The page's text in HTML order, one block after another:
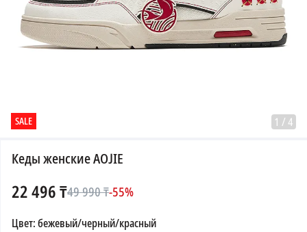
SALE 1 / 4
Кеды женские AOJIE
22 496₸49 990₸-55%
Цвет:бежевый/черный/красный